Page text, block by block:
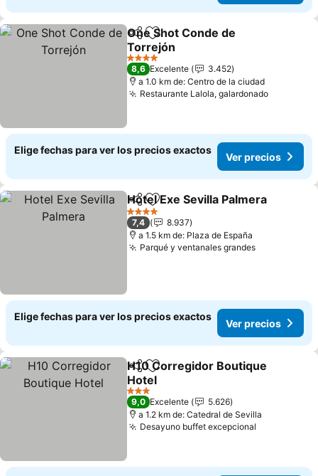
CompartirAgregar a favoritos
One Shot Conde de
Torrejón
Ver precios
4 Estrellas
8,6 Excelente
3.452
a 1.0 km de: Centro de la ciudad
Restaurante Lalola, galardonadoVer
Elige fechas para ver los precios exactos
Ver precios
CompartirAgregar a favoritos
Hotel Exe Sevilla Palmera
4 Estrellas
7,4
8.937
a 1.5 km de: Plaza de España
Parqué y ventanales grandesVer precios
Elige fechas para ver los precios exactos
Ver precios
CompartirAgregar a favoritos
H10 Corregidor Boutique
Hotel
Ver precios
3 Estrellas
9,0 Excelente
5.626
a 1.2 km de: Catedral de Sevilla
Desayuno buffet excepcional